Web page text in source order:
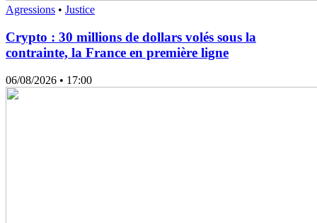
Agressions • Justice
Crypto : 30 millions de dollars volés sous la
contrainte, la France en première ligne
06/08/2026 • 17:00